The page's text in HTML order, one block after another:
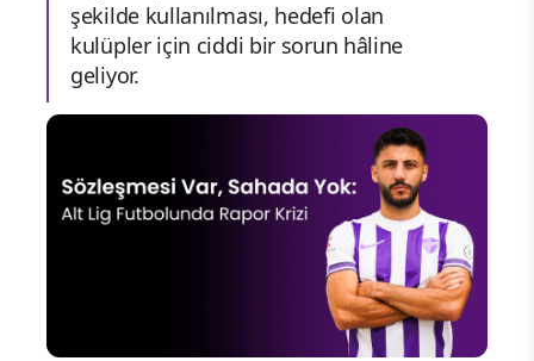
şekilde kullanılması, hedefi olan
kulüpler için ciddi bir sorun hâline
geliyor.